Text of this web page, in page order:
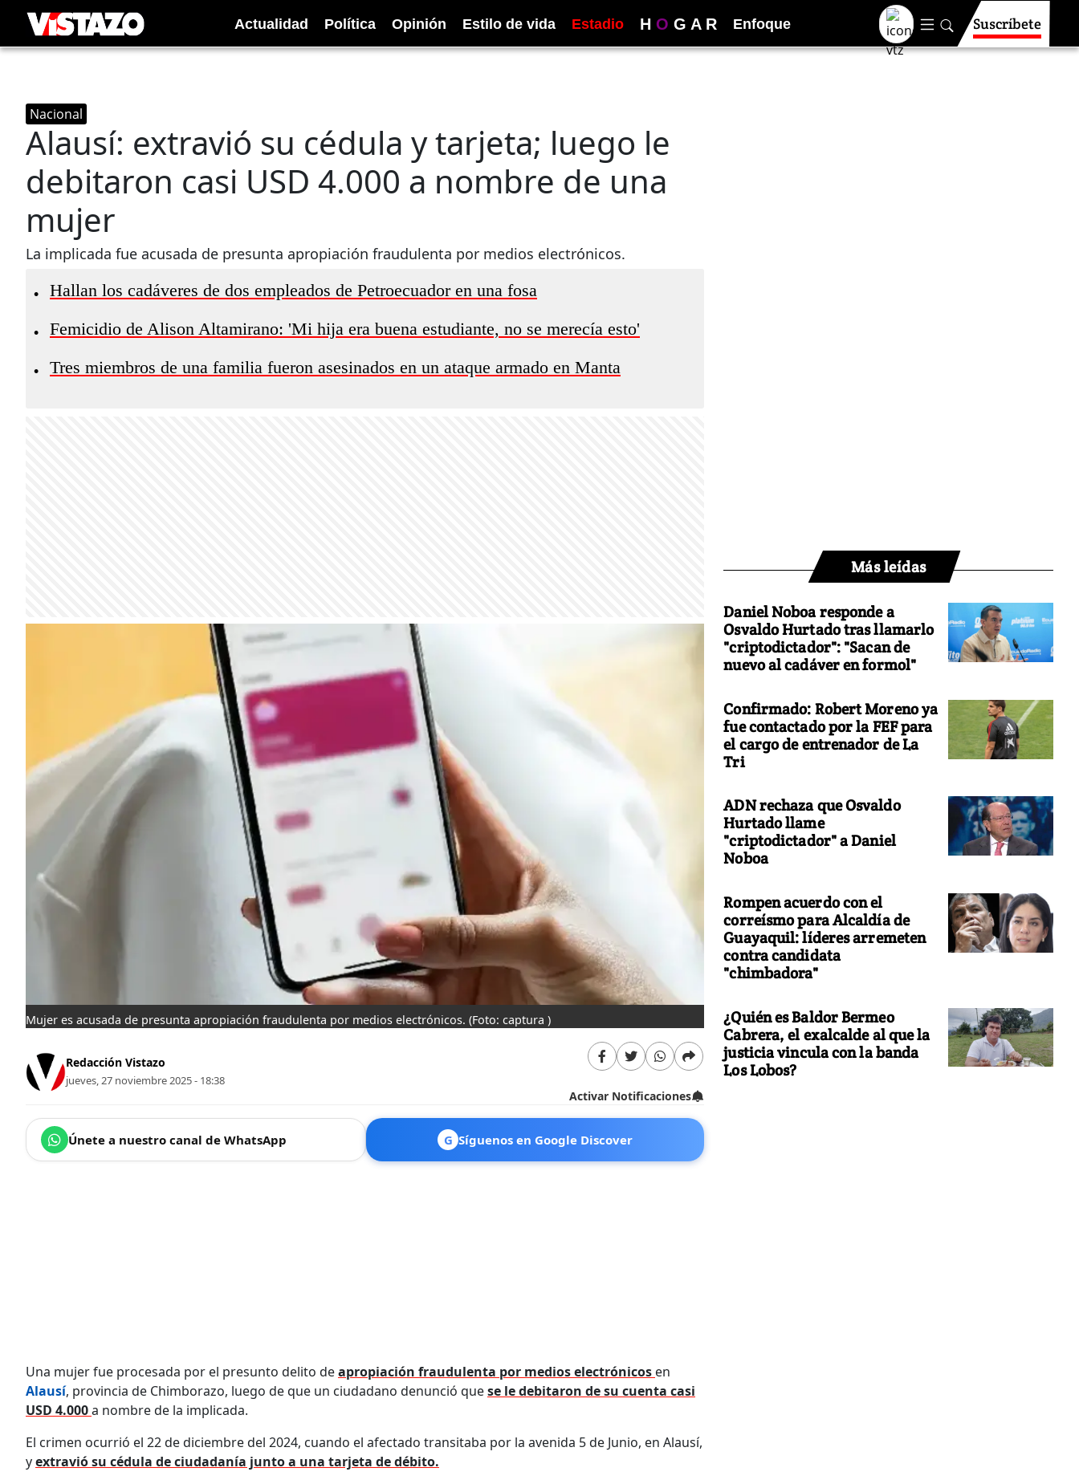
Actualidad Política Opinión Estilo de vida Estadio H O G A R Enfoque Suscríbete
Nacional
Alausí: extravió su cédula y tarjeta; luego le
debitaron casi USD 4.000 a nombre de una
mujer
La implicada fue acusada de presunta apropiación fraudulenta por medios electrónicos.
• Hallan los cadáveres de dos empleados de Petroecuador en una fosa
• Femicidio de Alison Altamirano: 'Mi hija era buena estudiante, no se merecía esto'
• Tres miembros de una familia fueron asesinados en un ataque armado en Manta
Mujer es acusada de presunta apropiación fraudulenta por medios electrónicos. (Foto: captura )
Redacción Vistazo
jueves, 27 noviembre 2025 - 18:38
Activar Notificaciones
Únete a nuestro canal de WhatsApp G Síguenos en Google Discover
Una mujer fue procesada por el presunto delito deapropiación fraudulenta por medios electrónicos en
Alausí, provincia de Chimborazo, luego de que un ciudadano denunció quese le debitaron de su cuenta casi
USD 4.000a nombre de la implicada.
El crimen ocurrió el 22 de diciembre del 2024, cuando el afectado transitaba por la avenida 5 de Junio, en Alausí,
yextravió su cédula de ciudadanía junto a una tarjeta de débito.
Más leídas
Daniel Noboa responde a
Osvaldo Hurtado tras llamarlo
"criptodictador": "Sacan de
nuevo al cadáver en formol"
Confirmado: Robert Moreno ya
fue contactado por la FEF para
el cargo de entrenador de La
Tri
ADN rechaza que Osvaldo
Hurtado llame
"criptodictador" a Daniel
Noboa
Rompen acuerdo con el
correísmo para Alcaldía de
Guayaquil: líderes arremeten
contra candidata
"chimbadora"
¿Quién es Baldor Bermeo
Cabrera, el exalcalde al que la
justicia vincula con la banda
Los Lobos?